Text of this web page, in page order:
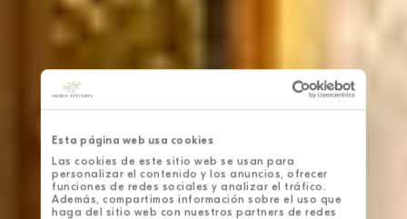
Esta página web usa cookies
Las cookies de este sitio web se usan para
personalizar el contenido y los anuncios, ofrecer
funciones de redes sociales y analizar el tráfico.
Además, compartimos información sobre el uso que
haga del sitio web con nuestros partners de redes